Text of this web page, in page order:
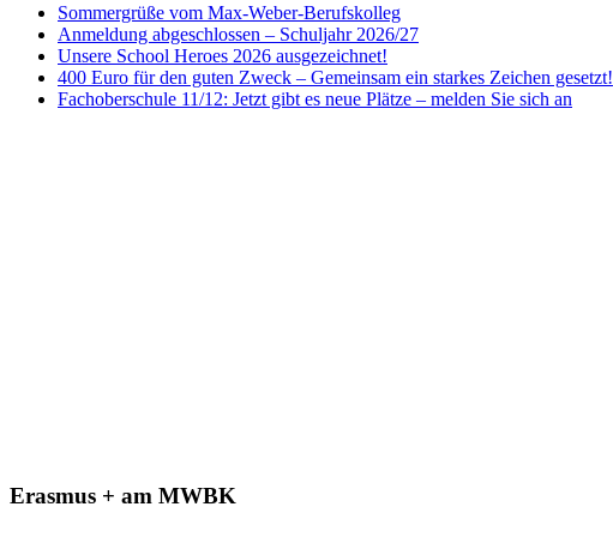
Sommergrüße vom Max-Weber-Berufskolleg
Anmeldung abgeschlossen – Schuljahr 2026/27
Unsere School Heroes 2026 ausgezeichnet!
400 Euro für den guten Zweck – Gemeinsam ein starkes Zeichen gesetzt!
Fachoberschule 11/12: Jetzt gibt es neue Plätze – melden Sie sich an
Erasmus + am MWBK